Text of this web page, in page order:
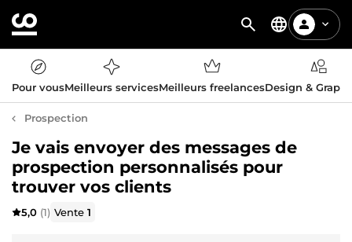
Pour vousMeilleurs servicesMeilleurs freelancesDesign &
Prospection
Je vais envoyer des messages de
prospection personnalisés pour
trouver vos clients
5,0 (1) Vente1